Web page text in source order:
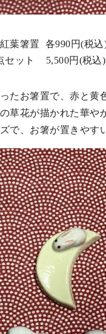
葉箸置 各990円(税込
セット 5,500円(税込)
たお箸置で、赤と黄
草花が描かれた華や
で、お箸が置きやす